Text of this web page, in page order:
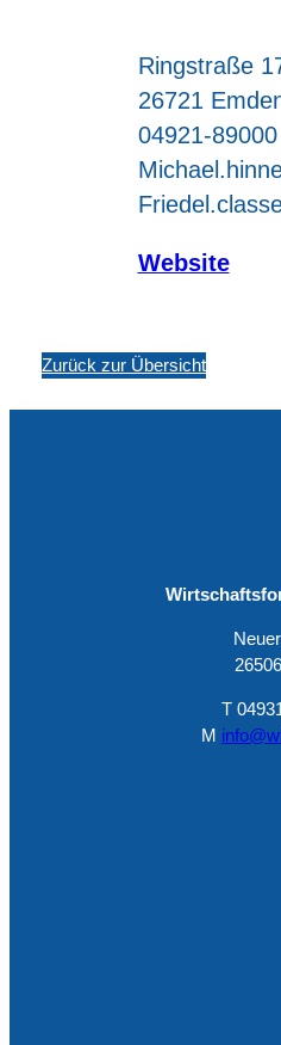
Ringstraße
26721
04921-89000
Website
Zurück zur Übersicht
T
M